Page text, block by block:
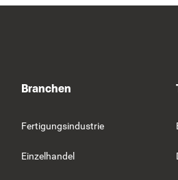
Branchen
Fertigungsindustrie
Einzelhandel